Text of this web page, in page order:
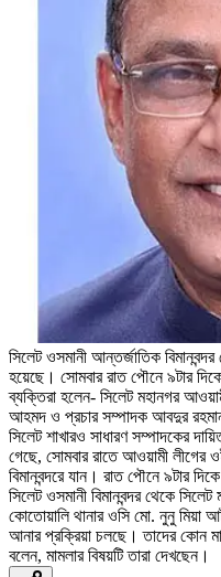
সিলেট ওসমানী আন্তর্জাতিক
হয়েছে। সোমবার রাত পৌনে ৯টার
ব্যক্তিরা হলেন- সিলেট মহানগর
আহমদ ও প্রচার সম্পাদক আবদুর
সিলেট শাখারও সাধারণ সম্পাদকের
গেছে, সোমবার রাতে আওয়ামী লীগের
বিমানবন্দরে যান। রাত পৌনে ৯টার
সিলেট ওসমানী বিমানবন্দর থেকে
কোতোয়ালি থানার ওসি মো. নুনু মিয়া
আনার প্রক্রিয়া চলছে। তাদের কোন
বলেন, মামলার বিষয়টি তারা দেখছেন।